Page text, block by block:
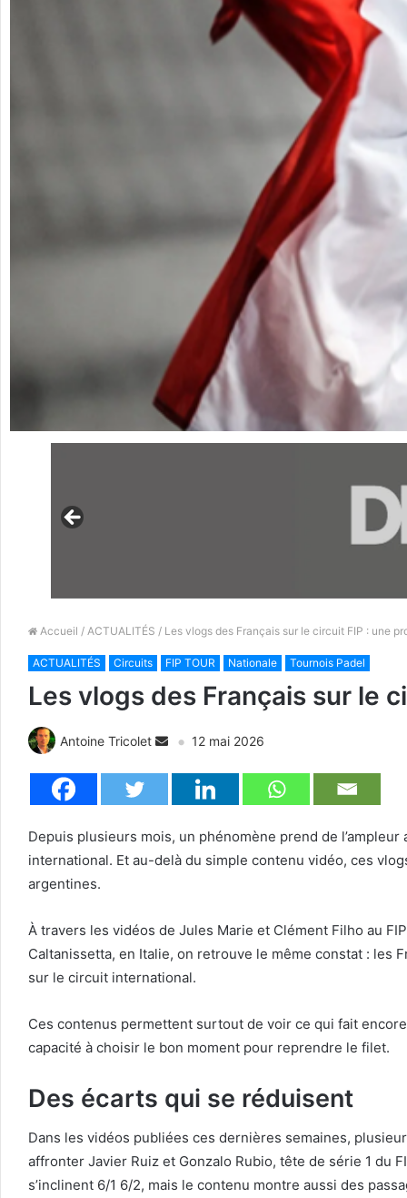
Accueil / ACTUALITÉS / Les vlogs des Français sur le circuit FIP : une
ACTUALITÉS Circuits FIP TOUR Nationale Tournois Padel
Les vlogs des Français sur le
Antoine Tricolet 12 mai 2026
Depuis plusieurs mois, un phénomène prend de
international. Et au-delà du simple contenu vidéo, ces
argentines.
À travers les vidéos de Jules Marie et Clément Filho au
Caltanissetta, en Italie, on retrouve le même constat : les
sur le circuit international.
Ces contenus permettent surtout de voir ce qui fait
capacité à choisir le bon moment pour reprendre le filet.
Des écarts qui se réduisent
Dans les vidéos publiées ces dernières semaines,
affronter Javier Ruiz et Gonzalo Rubio, tête de série 1 du
s’inclinent 6/1 6/2, mais le contenu montre aussi des